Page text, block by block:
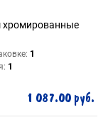
1
1
1 087.00 руб.